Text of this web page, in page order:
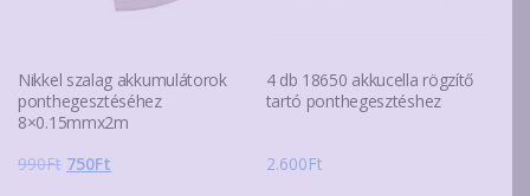
Nikkel szalag akkumulátorok
ponthegesztéséhez
8×0.15mmx2m
990Ft Original
750Ft
4 db 18650 akkucella rögzítő
tartó ponthegesztéshez
2.600Ft